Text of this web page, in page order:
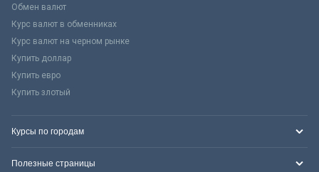
Обмен валют
Курс валют в обменниках
Курс валют на черном рынке
Купить доллар
Купить евро
Купить злотый
Курсы по городам
Полезные страницы